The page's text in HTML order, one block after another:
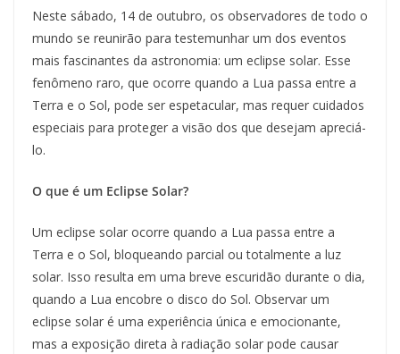
Neste sábado, 14 de outubro, os observadores de todo o
mundo se reunirão para testemunhar um dos eventos
mais fascinantes da astronomia: um eclipse solar. Esse
fenômeno raro, que ocorre quando a Lua passa entre a
Terra e o Sol, pode ser espetacular, mas requer cuidados
especiais para proteger a visão dos que desejam apreciá-
lo.
O que é um Eclipse Solar?
Um eclipse solar ocorre quando a Lua passa entre a
Terra e o Sol, bloqueando parcial ou totalmente a luz
solar. Isso resulta em uma breve escuridão durante o dia,
quando a Lua encobre o disco do Sol. Observar um
eclipse solar é uma experiência única e emocionante,
mas a exposição direta à radiação solar pode causar